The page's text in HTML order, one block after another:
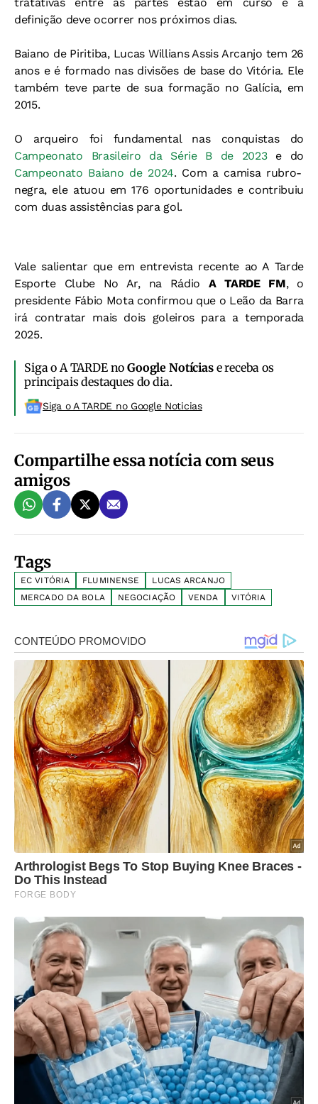
definição deve ocorrer nos próximos dias.
Baiano de Piritiba, Lucas Willians Assis Arcanjo tem 26
anos e é formado nas divisões de base do Vitória. Ele
também teve parte de sua formação no Galícia, em
2015.
O arqueiro foi fundamental nas conquistas do
Campeonato Brasileiro da Série B de 2023 e do
Campeonato Baiano de 2024. Com a camisa rubro-
negra, ele atuou em 176 oportunidades e contribuiu
com duas assistências para gol.
Vale salientar que em entrevista recente ao A Tarde
Esporte Clube No Ar, na Rádio A TARDE FM, o
presidente Fábio Mota confirmou que o Leão da Barra
irá contratar mais dois goleiros para a temporada
2025.
Siga o A TARDE noGoogle Notíciase receba os
principais destaques do dia.
Siga o A TARDE no Google Noticias
Compartilhe essa notícia com seus
amigos
Tags
EC VITÓRIA FLUMINENSE
LUCAS ARCANJO
MERCADO DA BOLA
NEGOCIAÇÃO VENDA VITÓRIA